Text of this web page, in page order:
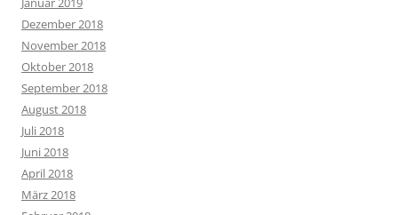
Dezember 2018
November 2018
Oktober 2018
September 2018
August 2018
Juli 2018
Juni 2018
April 2018
März 2018